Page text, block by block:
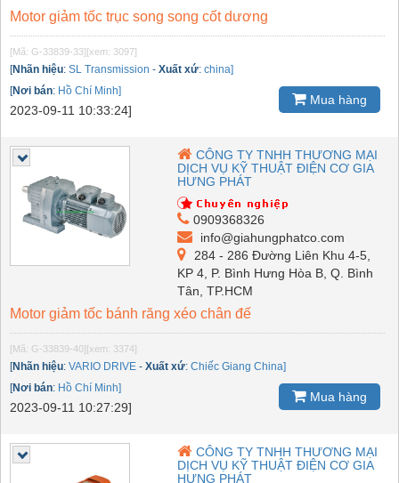
Motor giảm tốc trục song song cốt dương
[Mã: G-33839-33][xem: 3097]
[Nhãn hiệu: SL Transmission - Xuất xứ: china]
[Nơi bán: Hồ Chí Minh]
2023-09-11 10:33:24]
Mua hàng
CÔNG TY TNHH THƯƠNG MẠI
DỊCH VỤ KỸ THUẬT ĐIỆN CƠ GIA
HƯNG PHÁT
0909368326
info@giahungphatco.com
284 - 286 Đường Liên Khu 4-5,
KP 4, P. Bình Hưng Hòa B, Q. Bình
Tân, TP.HCM
Motor giảm tốc bánh răng xéo chân đế
[Mã: G-33839-40][xem: 3374]
[Nhãn hiệu: VARIO DRIVE - Xuất xứ: Chiếc Giang China]
[Nơi bán: Hồ Chí Minh]
2023-09-11 10:27:29]
Mua hàng
CÔNG TY TNHH THƯƠNG MẠI
DỊCH VỤ KỸ THUẬT ĐIỆN CƠ GIA
HƯNG PHÁT